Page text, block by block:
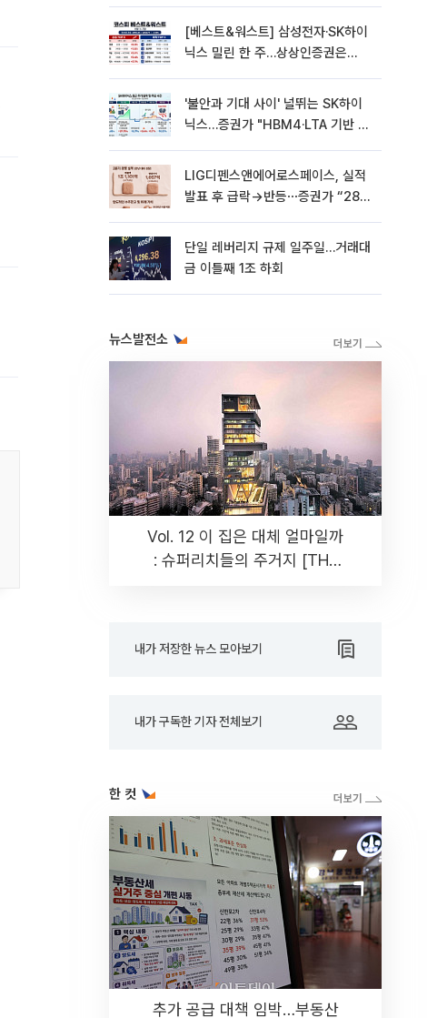
[베스트&워스트] 삼성전자·SK하이
닉스 밀린 한 주…상상인증권은
'불안과 기대 사이' 널뛰는 SK하이
닉스…증권가 "HBM4·LTA 기반 펀
LIG디펜스앤에어로스페이스, 실적
발표 후 급락→반등⋯증권가 “28년
단일 레버리지 규제 일주일…거래대
금 이틀째 1조 하회
뉴스발전소
Vol. 12 이 집은 대체 얼마일까
: 슈퍼리치들의 주거지 [THE
내가 저장한 뉴스 모아보기
내가 구독한 기자 전체보기
한 컷
추가 공급 대책 임박…부동산